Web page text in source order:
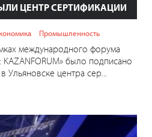
ЦЕНТР СЕРТИФИКАЦИИ
Промышленность
международного форума
было подписано
центра сер...